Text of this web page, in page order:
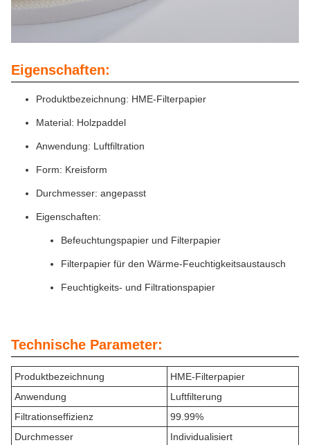
Eigenschaften:
Produktbezeichnung: HME-Filterpapier
Material: Holzpaddel
Anwendung: Luftfiltration
Form: Kreisform
Durchmesser: angepasst
Eigenschaften:
Befeuchtungspapier und Filterpapier
Filterpapier für den Wärme-Feuchtigkeitsaustausch
Feuchtigkeits- und Filtrationspapier
Technische Parameter:
Produktbezeichnung
HME-Filterpapier
Anwendung
Luftfilterung
Filtrationseffizienz
99.99%
Durchmesser
Individualisiert